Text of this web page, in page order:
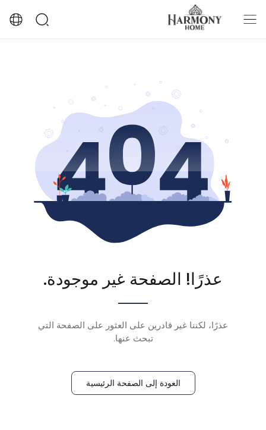
عذرًا! الصفحة غير موجودة.
عذرًا، لكننا غير قادرين على العثور على الصفحة التي
تبحث عنها.
العودة إلى الصفحة الرئيسية